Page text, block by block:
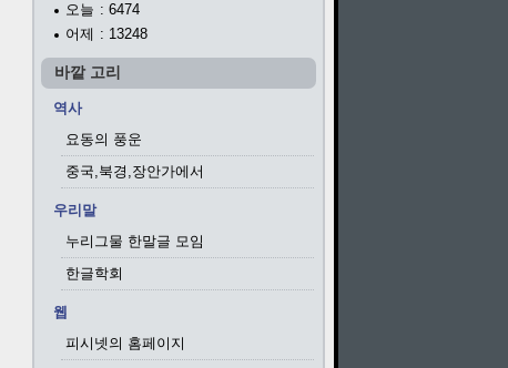
오늘 : 6474
어제 : 13248
바깥 고리
역사
요동의 풍운
중국,북경,장안가에서
우리말
누리그물 한말글 모임
한글학회
웹
피시넷의 홈페이지